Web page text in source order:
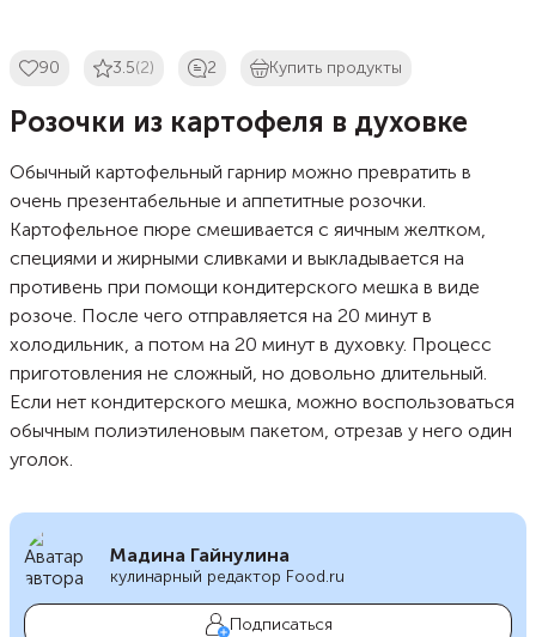
90 3.5(2) 2 Купить продукты
Розочки из картофеля в духовке
Обычный картофельный гарнир можно превратить в
очень презентабельные и аппетитные розочки.
Картофельное пюре смешивается с яичным желтком,
специями и жирными сливками и выкладывается на
противень при помощи кондитерского мешка в виде
розоче. После чего отправляется на 20 минут в
холодильник, а потом на 20 минут в духовку. Процесс
приготовления не сложный, но довольно длительный.
Если нет кондитерского мешка, можно воспользоваться
обычным полиэтиленовым пакетом, отрезав у него один
уголок.
Мадина Гайнулина
кулинарный редактор Food.ru
Подписаться